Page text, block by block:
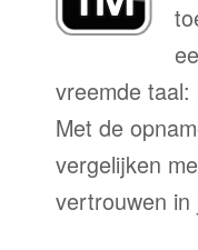
vreemde
Met de
vergelijken
vertrouwen in